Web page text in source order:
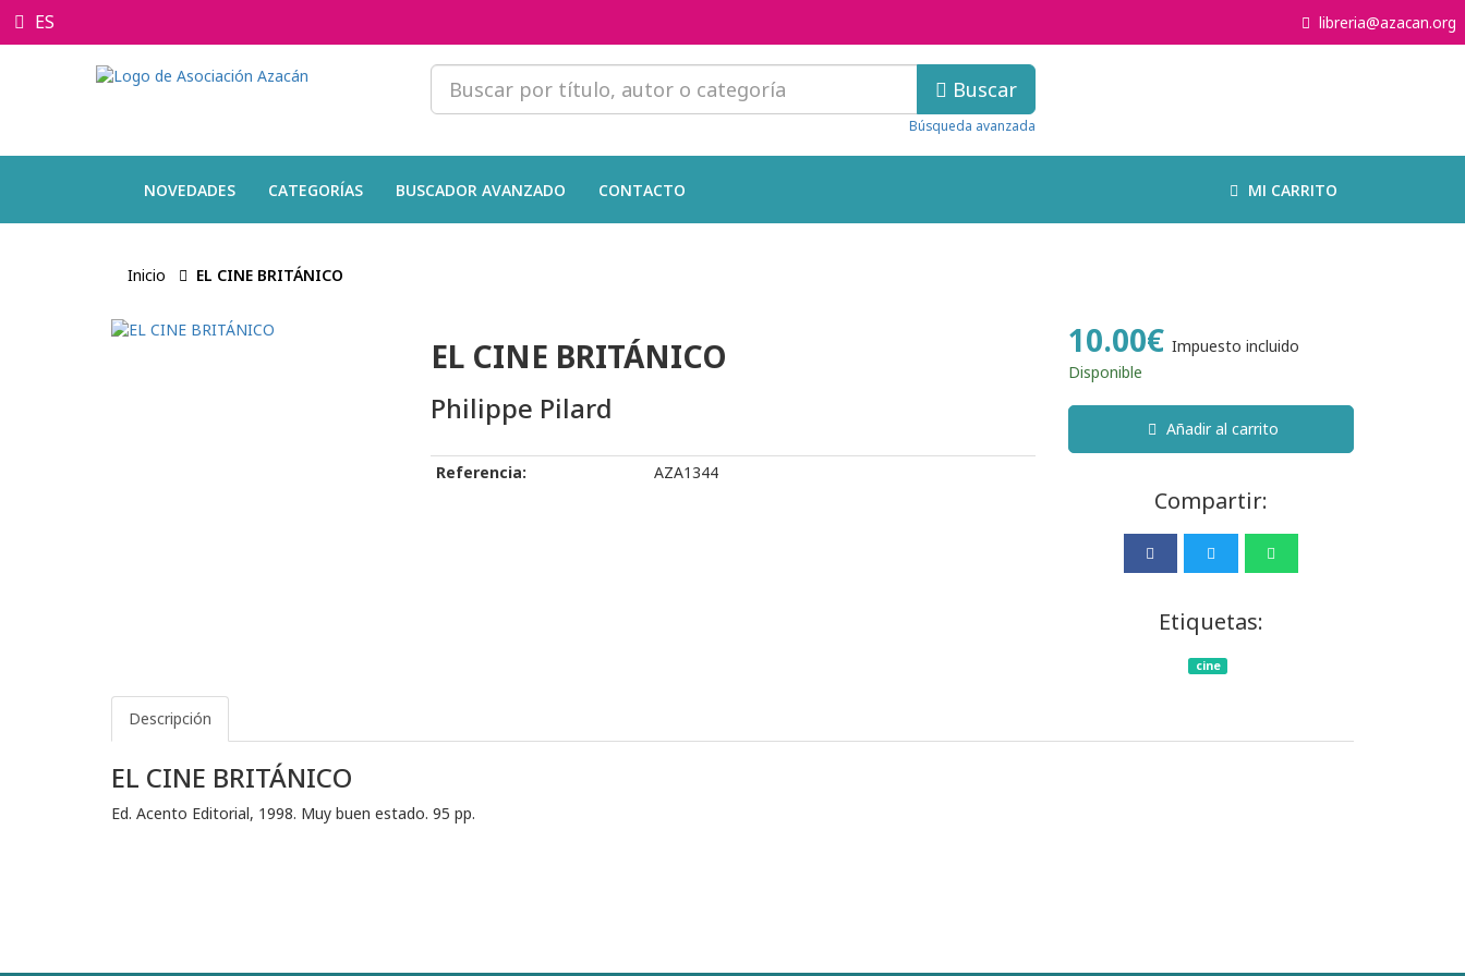
ES libreria@azacan.org
Buscar
Búsqueda avanzada
NOVEDADES CATEGORÍAS BUSCADOR AVANZADO CONTACTO MI CARRITO
Inicio EL CINE BRITÁNICO
EL CINE BRITÁNICO
Philippe Pilard
Referencia: AZA1344
10.00€ Impuesto incluido
Disponible
Añadir al carrito
Compartir:
Etiquetas:
cine
Descripción
EL CINE BRITÁNICO
Ed. Acento Editorial, 1998. Muy buen estado. 95 pp.